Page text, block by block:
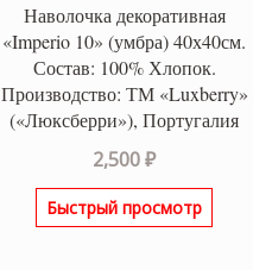
Наволочка декоративная
«Imperio 10» (умбра) 40х40см.
Состав: 100% Хлопок.
Производство: ТМ «Luxberry»
(«Люксберри»), Португалия
2,500₽
Быстрый просмотр